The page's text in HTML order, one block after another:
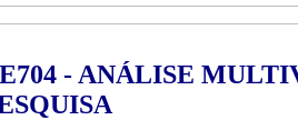
- ANÁLISE